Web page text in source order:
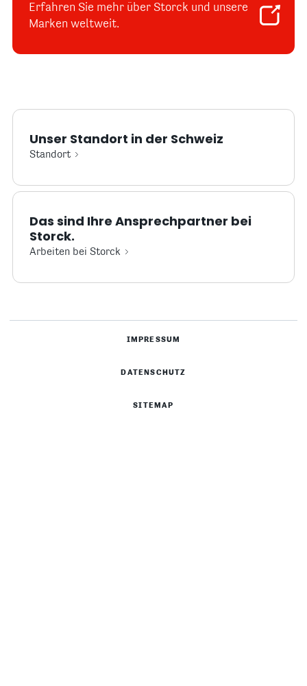
Erfahren Sie mehr über Storck und unsere
Marken weltweit.
Unser Standort in der Schweiz
Standort
Das sind Ihre Ansprechpartner bei
Storck.
Arbeiten bei Storck
IMPRESSUM
DATENSCHUTZ
SITEMAP